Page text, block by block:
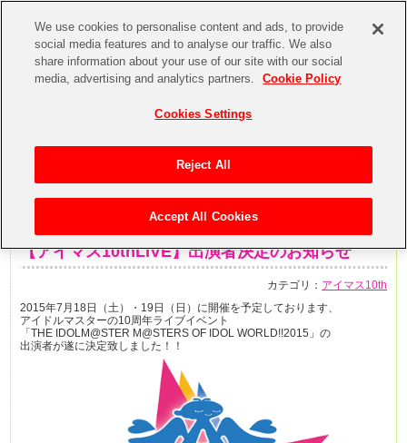
【アイマス10thLIVE】出演者決定のお知らせ
カテゴリ： アイマス10th
2015年7月18日（土）・19日（日）に開催を予定しております、
アイドルマスターの10周年ライブイベント
「THE IDOLM@STER M@STERS OF IDOL WORLD!!2015」の
出演者が遂に決定致しました！！
We use cookies to personalise content and ads, to provide
social media features and to analyse our traffic. We also
share information about your use of our site with our social
media, advertising and analytics partners.
Cookie Policy
Cookies Settings
Reject All
Accept All Cookies